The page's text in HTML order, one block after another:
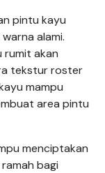
pintu kayu
alami.
rumit akan
tekstur roster
mampu
area pintu
menciptakan
bagi